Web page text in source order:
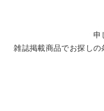
申
雑誌掲載商品でお探し